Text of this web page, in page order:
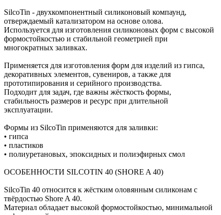
SilcoTin - двухкомпонентный силиконовый компаунд,
отверждаемый катализатором на основе олова.
Используется для изготовления силиконовых форм с высокой
формостойкостью и стабильной геометрией при
многократных заливках.
Применяется для изготовления форм для изделий из гипса,
декоративных элементов, сувениров, а также для
прототипирования и серийного производства.
Подходит для задач, где важны жёсткость формы,
стабильность размеров и ресурс при длительной
эксплуатации.
Формы из SilcoTin применяются для заливки:
• гипса
• пластиков
• полиуретановых, эпоксидных и полиэфирных смол
ОСОБЕННОСТИ SILCOTIN 40 (SHORE A 40)
SilcoTin 40 относится к жёстким оловянным силиконам с
твёрдостью Shore A 40.
Материал обладает высокой формостойкостью, минимальной